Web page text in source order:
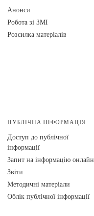
Анонси
Робота зі ЗМІ
Розсилка матеріалів
ПУБЛІЧНА ІНФОРМАЦІЯ
Доступ до публічної
інформації
Запит на інформацію онлайн
Звіти
Методичні матеріали
Облік публічної інформації